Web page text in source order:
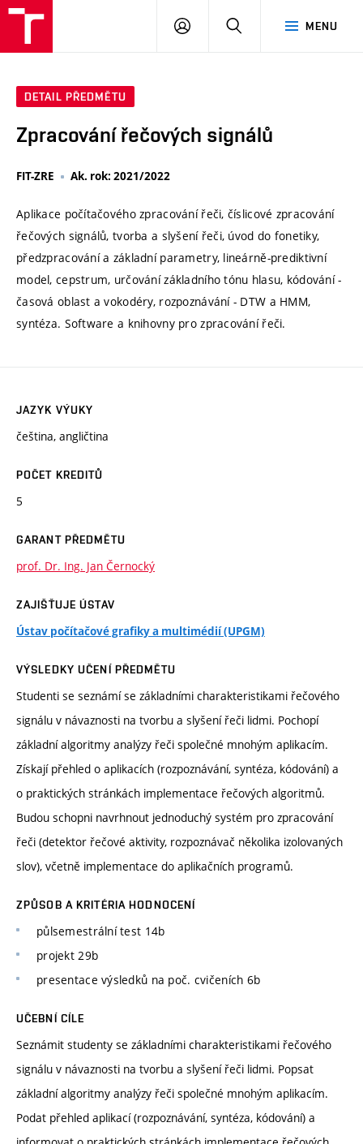
MENU
PŘIHLÁSIT
DETAIL PŘEDMĚTU
Zpracování řečových signálů
FIT-ZRE Ak. rok: 2021/2022
Aplikace počítačového zpracování řeči, číslicové zpracování
řečových signálů, tvorba a slyšení řeči, úvod do fonetiky,
předzpracování a základní parametry, lineárně-prediktivní
model, cepstrum, určování základního tónu hlasu, kódování -
časová oblast a vokodéry, rozpoznávání - DTW a HMM,
syntéza. Software a knihovny pro zpracování řeči.
JAZYK VÝUKY
čeština, angličtina
POČET KREDITŮ
5
GARANT PŘEDMĚTU
prof. Dr. Ing. Jan Černocký
ZAJIŠŤUJE ÚSTAV
Ústav počítačové grafiky a multimédií (UPGM)
VÝSLEDKY UČENÍ PŘEDMĚTU
Studenti se seznámí se základními charakteristikami řečového
signálu v návaznosti na tvorbu a slyšení řeči lidmi. Pochopí
základní algoritmy analýzy řeči společné mnohým aplikacím.
Získají přehled o aplikacích (rozpoznávání, syntéza, kódování) a
o praktických stránkách implementace řečových algoritmů.
Budou schopni navrhnout jednoduchý systém pro zpracování
řeči (detektor řečové aktivity, rozpoznávač několika izolovaných
slov), včetně implementace do aplikačních programů.
ZPŮSOB A KRITÉRIA HODNOCENÍ
půlsemestrální test 14b
projekt 29b
presentace výsledků na poč. cvičeních 6b
UČEBNÍ CÍLE
Seznámit studenty se základními charakteristikami řečového
signálu v návaznosti na tvorbu a slyšení řeči lidmi. Popsat
základní algoritmy analýzy řeči společné mnohým aplikacím.
Podat přehled aplikací (rozpoznávání, syntéza, kódování) a